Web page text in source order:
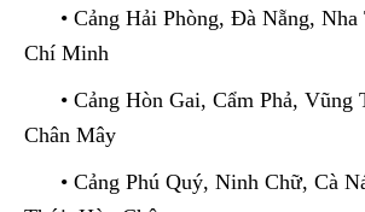
• Cảng Hải Phòng, Đà Nẵng, Nha
Chí Minh
• Cảng Hòn Gai, Cẩm Phả, Vũng
Chân Mây
• Cảng Phú Quý, Ninh Chữ, Cà